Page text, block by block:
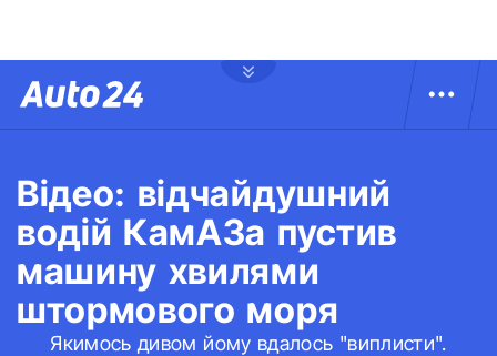
Відео: відчайдушний
водій КамАЗа пустив
машину хвилями
штормового моря
Якимось дивом йому вдалось "виплисти".